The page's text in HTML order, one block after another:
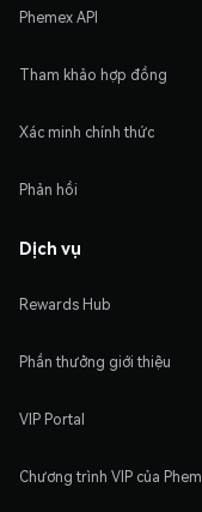
Phemex API
Tham khảo hợp đồng
Xác minh chính thức
Phản hồi
Dịch vụ
Rewards Hub
Phần thưởng giới thiệu
VIP Portal
Chương trình VIP của